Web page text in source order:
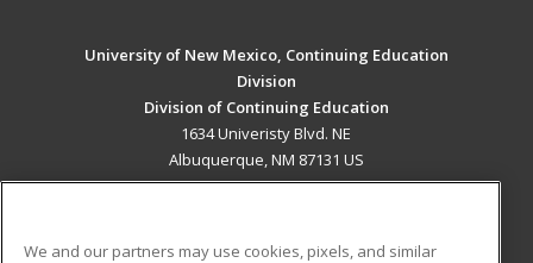
University of New Mexico, Continuing Education
Division
Division of Continuing Education
1634 Univeristy Blvd. NE
Albuquerque, NM 87131 US
We and our partners may use cookies, pixels, and similar